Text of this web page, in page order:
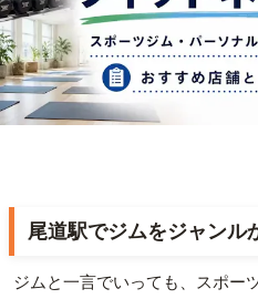
尾道駅でジムをジャンル
ジムと一言でいっても、スポー